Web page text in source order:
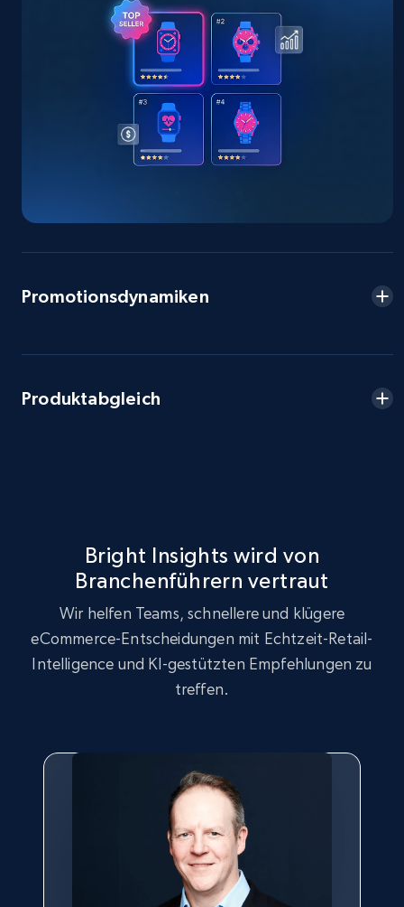
eBay - Gather data on products using
specified keywords
URL, Product id, Title, Seller name, Seller rating,
Seller reviews, Breadcrumbs, Root category, and
URL, Product id, Title, Seller name, Seller rating,
more.
199+ Jetzt anfangen
Google Shopping - collects products from
Promotionsdynamiken
Produktabgleich
Bright Insights wird von
Branchenführern vertraut
Wir helfen Teams, schnellere und klügere
eCommerce-Entscheidungen mit Echtzeit-Retail-
Intelligence und KI-gestützten Empfehlungen zu
treffen.